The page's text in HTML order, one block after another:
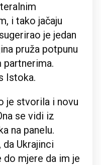
i tako jačaju
je jedan
pruža potpunu
partnerima.
Istoka.
je stvorila i novu
se vidi iz
na panelu.
Ukrajinci
mjere da im je